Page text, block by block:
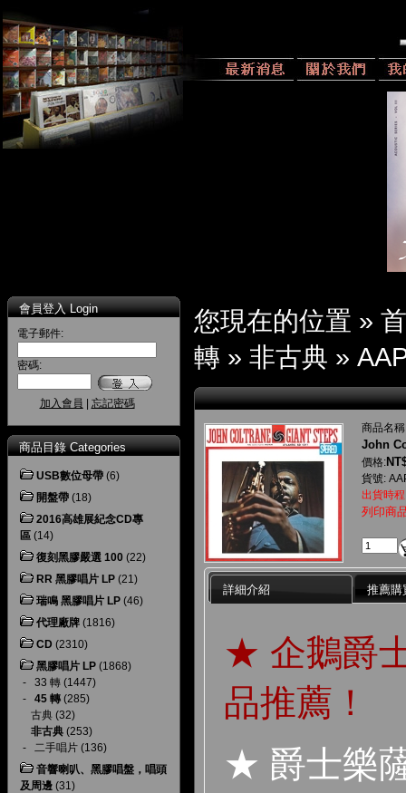
會員登入 Login
電子郵件:
密碼:
加入會員 忘記密碼
商品目錄 Categories
USB數位母帶 (6)
開盤帶 (18)
2016高雄展紀念CD專
區 (14)
復刻黑膠嚴選 100 (22)
RR 黑膠唱片 LP (21)
瑞鳴 黑膠唱片 LP (46)
代理廠牌 (1816)
CD (2310)
黑膠唱片 LP (1868)
- 33 轉 (1447)
- 45 轉 (285)
古典 (32)
非古典 (253)
- 二手唱片 (136)
音響喇叭、黑膠唱盤，唱頭
及周邊 (31)
您現在的位置 »
轉 » 非古典 »
商品名
John
價格:
貨號:
出貨時
列印商
詳細介紹 推薦購
★ 企鵝爵
品推薦！
★ 爵士樂